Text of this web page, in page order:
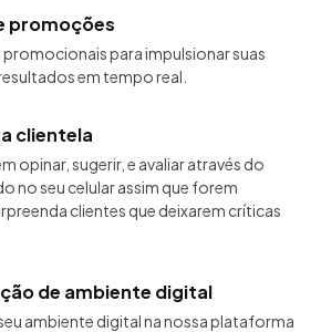
promoções
para impulsionar suas
em tempo real.
clientela
opinar, sugerir, e avaliar através do
no seu celular assim que forem
clientes que deixarem críticas
de ambiente digital
ambiente digital na nossa plataforma